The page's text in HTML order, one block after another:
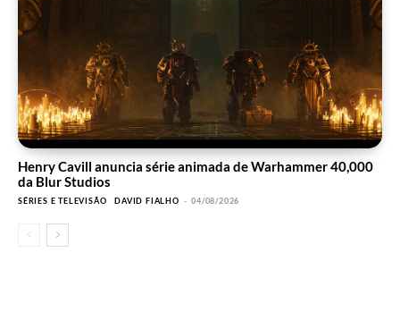
Henry Cavill anuncia série animada de Warhammer 40,000
da Blur Studios
SÉRIES E TELEVISÃO DAVID FIALHO - 04/08/2026